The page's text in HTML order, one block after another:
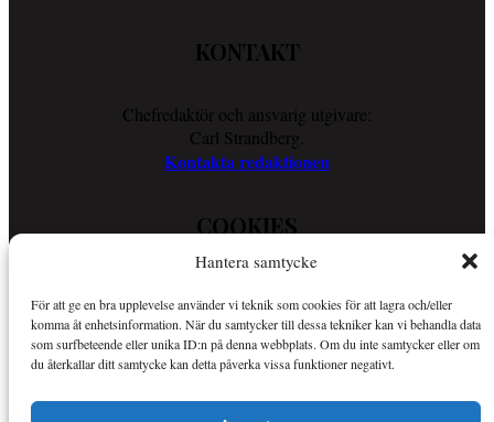
Hantera samtycke
För att ge en bra upplevelse använder vi teknik som cookies för att lagra och/eller
komma åt enhetsinformation. När du samtycker till dessa tekniker kan vi behandla data
som surfbeteende eller unika ID:n på denna webbplats. Om du inte samtycker eller om
du återkallar ditt samtycke kan detta påverka vissa funktioner negativt.
KONTAKT
Chefredaktör och ansvarig utgivare:
Carl Strandberg.
Kontakta redaktionen
COOKIES
din läsupplevelse.
Så använder vi cookies
OM SPORTKURIREN